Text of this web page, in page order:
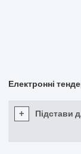
Електронні
+ Підстави